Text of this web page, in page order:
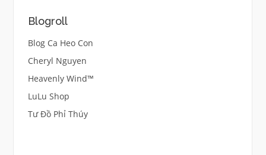
Blogroll
Blog Ca Heo Con
Cheryl Nguyen
Heavenly Wind™
LuLu Shop
Tư Đồ Phỉ Thúy